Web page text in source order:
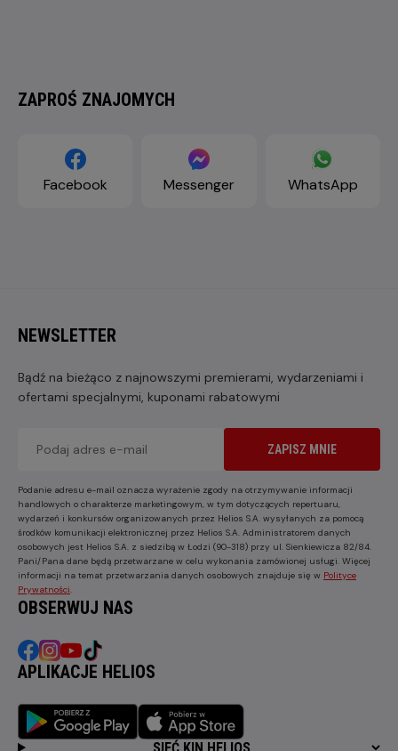
ZAPROŚ ZNAJOMYCH
Facebook Messenger WhatsApp
NEWSLETTER
Bądź na bieżąco z najnowszymi premierami, wydarzeniami i
ofertami specjalnymi, kuponami rabatowymi
ZAPISZ MNIE
Podanie adresu e-mail oznacza wyrażenie zgody na otrzymywanie informacji
handlowych o charakterze marketingowym, w tym dotyczących repertuaru,
wydarzeń i konkursów organizowanych przez Helios S.A. wysyłanych za pomocą
środków komunikacji elektronicznej przez Helios S.A. Administratorem danych
osobowych jest Helios S.A. z siedzibą w Łodzi (90-318) przy ul. Sienkiewicza 82/84.
Pani/Pana dane będą przetwarzane w celu wykonania zamówionej usługi. Więcej
informacji na temat przetwarzania danych osobowych znajduje się w Polityce
Prywatności
OBSERWUJ NAS
APLIKACJE HELIOS
SIEĆ KIN HELIOS